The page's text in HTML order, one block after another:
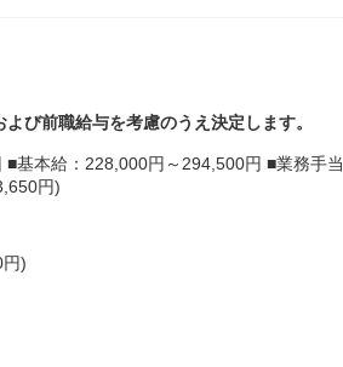
び前職給与を考慮のうえ決定します。
基本給：228,000円～294,500円 ■業務手当
円)
)